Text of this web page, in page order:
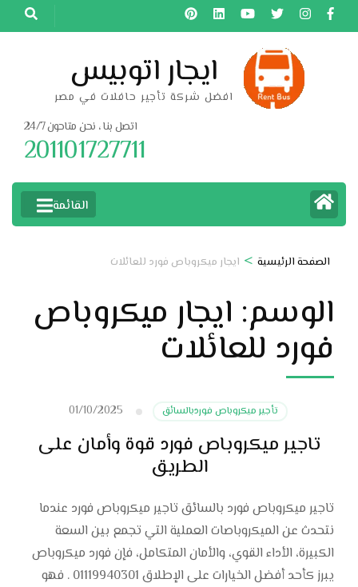
تخطى
إلى
ايجار اتوبيس
افضل شركة تأجير حافلات في مصر
اتصل بنا ، نحن متاحون 24/7
201101727711
القائمة
الصفحة الرئيسية > ايجار ميكروباص فورد للعائلات
الوسم: ايجار ميكروباص
فورد للعائلات
تأجير ميكروباص فوردبالسائق 01/10/2025
تاجير ميكروباص فورد قوة وأمان على
الطريق
تاجير ميكروباص فورد بالسائق تاجير ميكروباص فورد عندما
نتحدث عن الميكروباصات العملية التي تجمع بين السعة
الكبيرة، الأداء القوي، والأمان المتكامل، فإن فورد ميكروباص
يبرز كأحد أفضل الخيارات على الإطلاق 01119940301 . فهو